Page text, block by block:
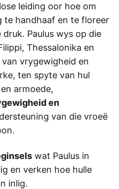
leiding oor hoe om
te handhaaf en te floreer
Paulus wys op die
Thessalonika en
vrygewigheid en
ten spyte van hul
armoede,
en
van die vroeë
wat Paulus in
en verken hoe hulle
inlig.